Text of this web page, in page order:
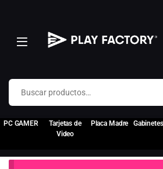
Buscar por:
PC GAMER
Tarjetas de
Video
Placa Madre